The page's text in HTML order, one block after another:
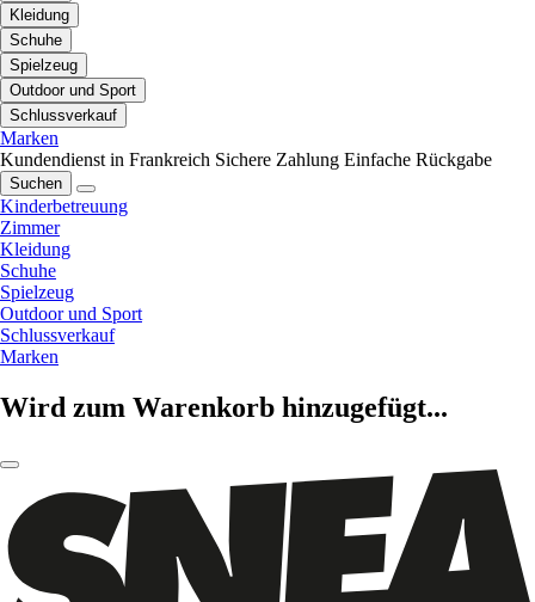
Kleidung
Schuhe
Spielzeug
Outdoor und Sport
Schlussverkauf
Marken
Kundendienst in Frankreich Sichere Zahlung Einfache Rückgabe
Suchen
Kinderbetreuung
Zimmer
Kleidung
Schuhe
Spielzeug
Outdoor und Sport
Schlussverkauf
Marken
Wird zum Warenkorb hinzugefügt...